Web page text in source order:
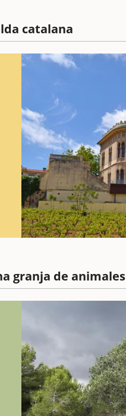
catalana
granja de animales